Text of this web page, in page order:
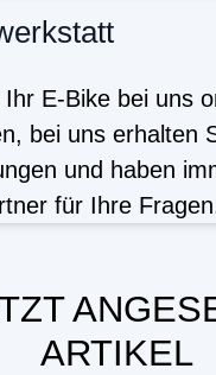
E-Bike bei uns
bei uns erhalten
und haben
für Ihre
ARTIKEL